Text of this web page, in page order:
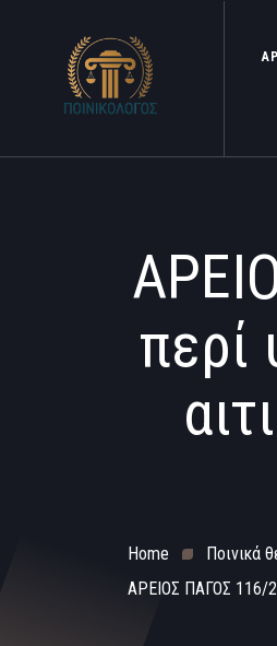
περί
Home
Ποινικά
ΑΡΕΙΟΣ ΠΑΓΟΣ 116/